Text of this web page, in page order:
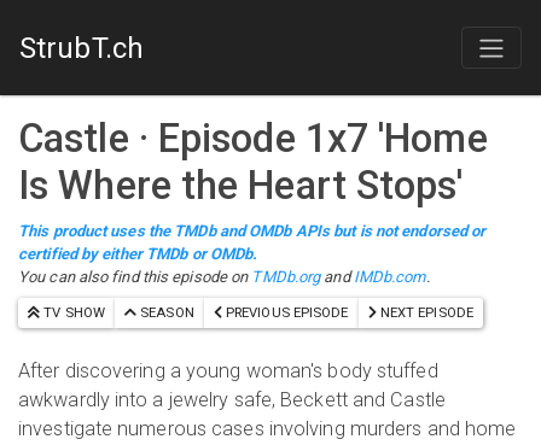
StrubT.ch
Castle · Episode 1x7 'Home
Is Where the Heart Stops'
This product uses the TMDb and OMDb APIs but is not endorsed or
certified by either TMDb or OMDb.
You can also find this episode on TMDb.organdIMDb.com.
TV SHOW SEASON PREVIOUS EPISODE NEXT EPISODE
After discovering a young woman's body stuffed
awkwardly into a jewelry safe, Beckett and Castle
investigate numerous cases involving murders and home